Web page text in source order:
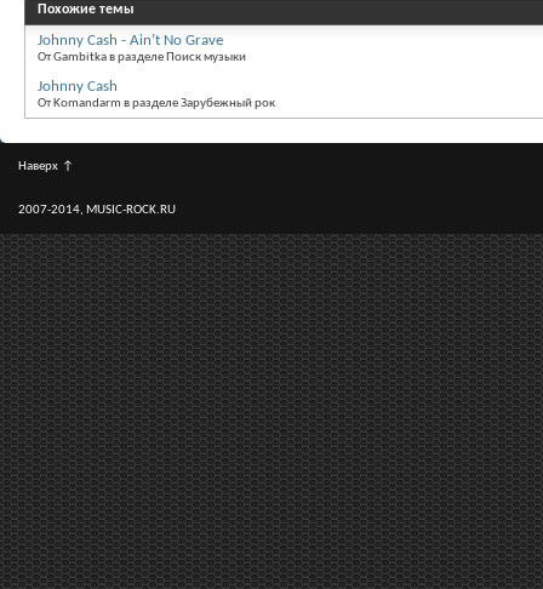
Похожие темы
Johnny Cash - Ain’t No Grave
От Gambitka в разделе Поиск музыки
Johnny Cash
От Komandarm в разделе Зарубежный рок
Наверх ↑
2007-2014, MUSIC-ROCK.RU